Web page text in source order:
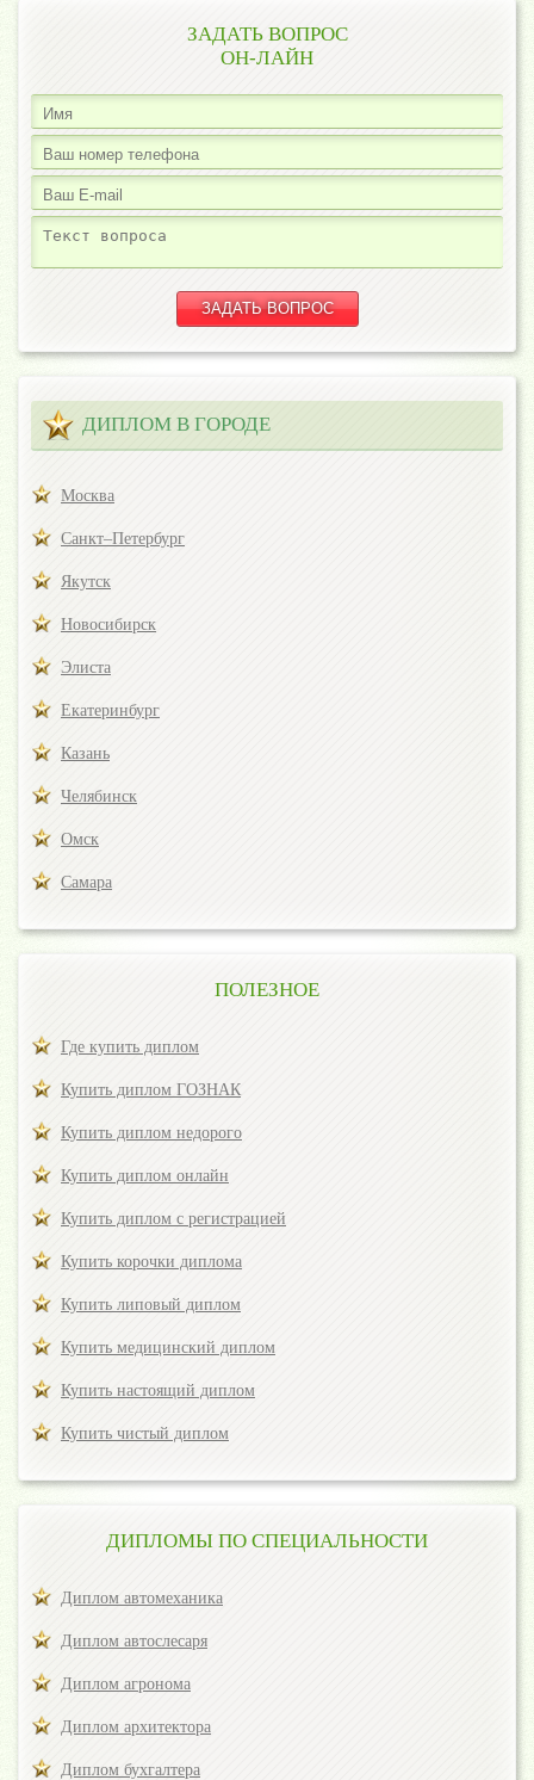
ЗАДАТЬ ВОПРОС
ОН-ЛАЙН
ДИПЛОМ В ГОРОДЕ
Москва
Санкт–Петербург
Якутск
Новосибирск
Элиста
Екатеринбург
Казань
Челябинск
Омск
Самара
ПОЛЕЗНОЕ
Где купить диплом
Купить диплом ГОЗНАК
Купить диплом недорого
Купить диплом онлайн
Купить диплом с регистрацией
Купить корочки диплома
Купить липовый диплом
Купить медицинский диплом
Купить настоящий диплом
Купить чистый диплом
ДИПЛОМЫ ПО СПЕЦИАЛЬНОСТИ
Диплом автомеханика
Диплом автослесаря
Диплом агронома
Диплом архитектора
Диплом бухгалтера